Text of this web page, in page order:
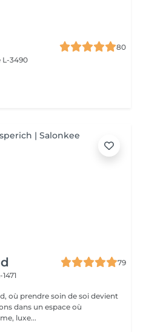
80
L-3490
79
où prendre soin de soi devient
dans un espace où
luxe...